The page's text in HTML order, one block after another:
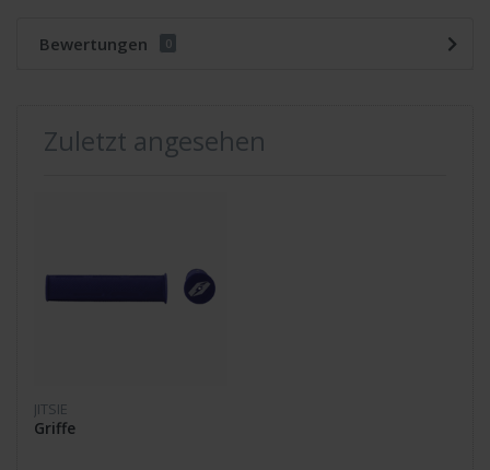
Bewertungen 0
Zuletzt angesehen
JITSIE
Griffe